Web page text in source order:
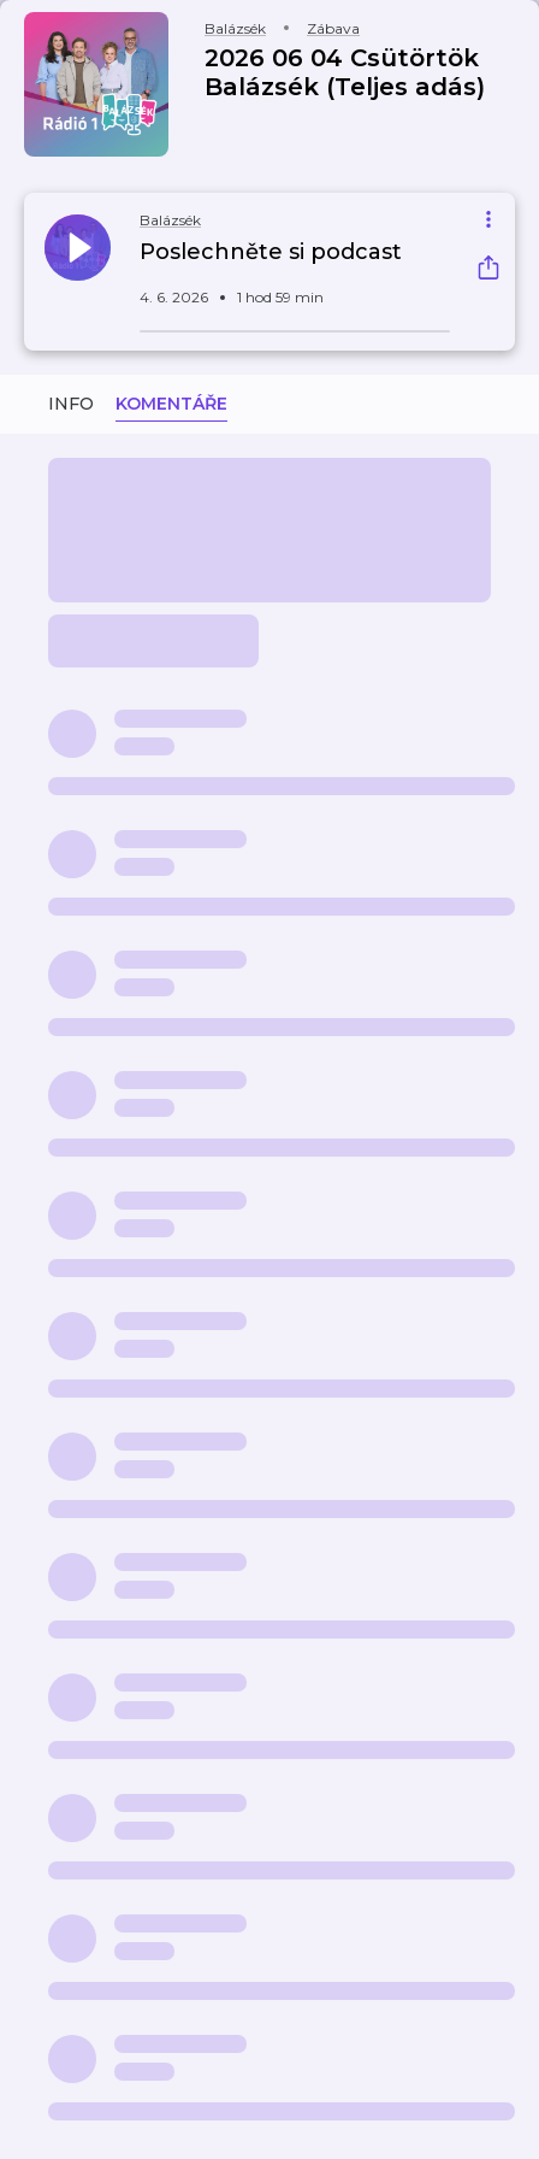
Balázsék Zábava
2026 06 04 Csütörtök
Balázsék (Teljes adás)
Balázsék
Poslechněte si podcast
4. 6. 2026 1 hod 59 min
INFO KOMENTÁŘE